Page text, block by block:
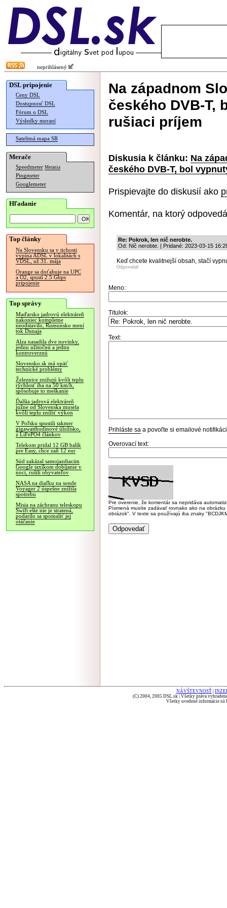
neprihlásený
DSL pripojenie
Ceny DSL
Dostupnosť DSL
Fórum o DSL
Výsledky meraní
Satelitná mapa SR
Merače
Speedmeter Merania
Pingmeter
Googlemeter
Hľadanie
Top články
Na Slovensku sa v tichosti
vypína ADSL v lokalitách s
VDSL, už 31. mája
Orange sa doťahuje na UPC
a O2, spustí 2.5 Gbps
pripojenie
Top správy
Maďarsko jadrovú elektráreň
nakoniec kompletne
neodstavilo, Rumunsko mení
tok Dunaja
Alza nasadila dve novinky,
jednu užitočnú a jednu
kontroverznú
Slovensko.sk má opäť
technické problémy
Železnice znižujú kvôli teplu
rýchlosť iba na 50 km/h,
spôsobuje to meškanie
Ďalšia jadrová elektráreň
južne od Slovenska musela
kvôli teplu znížiť výkon
V Poľsku spustili takmer
gigawatthodinové úložisko,
z LiFePO4 článkov
Telekom pridal 12 GB balík
pre Easy, chce zaň 12 eur
Súd zakázal samojazdiacim
Google taxíkom dobíjanie v
noci, rušili obyvateľov
NASA na diaľku na sonde
Voyager 2 úspešne znížila
spotrebu
Misia na záchranu teleskopu
Swift ešte nie je stratená,
podarilo sa spomaliť jej
otáčanie
Na západnom
českého DVB-T,
rušiaci príjem
Diskusia k článku: Na
českého DVB-T, bol
Prispievajte do diskusií ako
Komentár, na ktorý
Re: Pokrok, len nič nerobte.
Od: Nič nerobte. | Pridané: 2023-03-15
Keď chcete kvalitnejší obsah, stačí
Odpovedať
Meno:
Titulok:
Text:
Prihláste sa a povoľte si emailové
Overovací text:
Pre overenie, že komentár sa nepridáva
Písmená musíte zadávať rovnako ako na
obrázok". V texte sa používajú iba znaky
NÁVŠTEVNOSŤ
(C) 2004, 2005 DSL.sk | Všetky práva
Všetky uvedené informácie sú